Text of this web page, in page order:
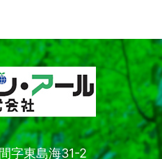
字東島海31-2